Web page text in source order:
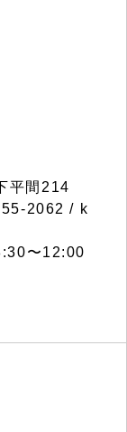
平間214
2062 / k
〜12:00